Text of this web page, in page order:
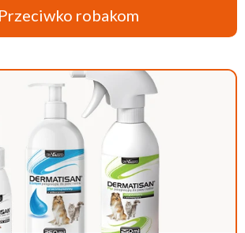
Przeciwko robakom